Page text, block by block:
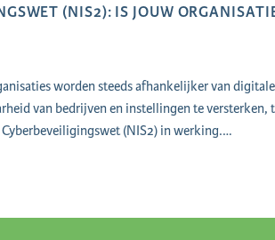
(NIS2): IS JOUW
worden steeds afhankelijker van digitale
van bedrijven en instellingen te versterken,
(NIS2) in werking.…